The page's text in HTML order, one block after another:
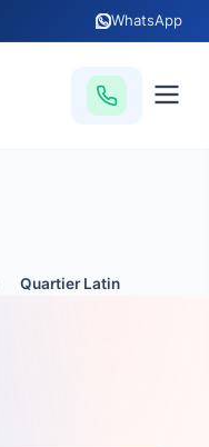
WhatsApp
Quartier Latin